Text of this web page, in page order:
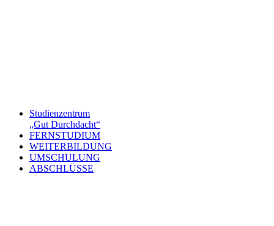
Studienzentrum
„Gut Durchdacht“
FERNSTUDIUM
WEITERBILDUNG
UMSCHULUNG
ABSCHLÜSSE